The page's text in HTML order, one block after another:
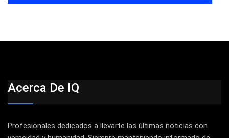
Acerca De IQ
Profesionales dedicados a llevarte las últimas noticias con